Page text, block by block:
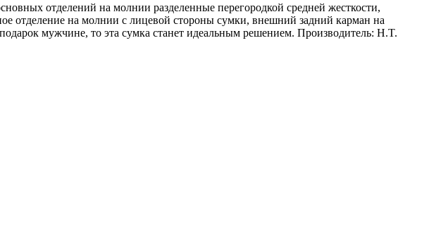
отделений на молнии разделенные перегородкой средней жесткости,
отделение на молнии с лицевой стороны сумки, внешний задний карман на
мужчине, то эта сумка станет идеальным решением. Производитель: H.T.